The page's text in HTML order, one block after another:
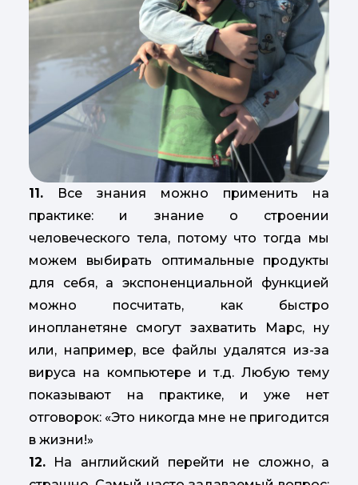
11. Все знания можно применить на
практике: и знание о строении
человеческого тела, потому что тогда мы
можем выбирать оптимальные продукты
для себя, а экспоненциальной функцией
можно посчитать, как быстро
инопланетяне смогут захватить Марс, ну
или, например, все файлы удалятся из-за
вируса на компьютере и т.д. Любую тему
показывают на практике, и уже нет
отговорок: «Это никогда мне не пригодится
в жизни!»
12. На английский перейти не сложно, а